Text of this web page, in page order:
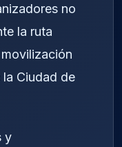
no
la ruta
Ciudad de
y